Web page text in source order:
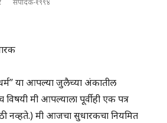
संपादक-१९९४
या आपल्या जुलैच्या अंकातील
विषयी मी आपल्याला पूर्वीही एक पत्र
नव्हते.) मी आजचा सुधारकचा नियमित